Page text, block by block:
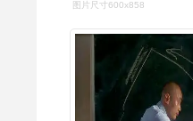
图片尺寸600x858